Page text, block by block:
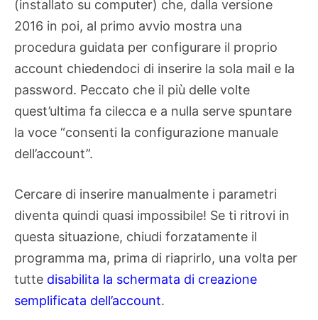
(installato su computer) che, dalla versione
2016 in poi, al primo avvio mostra una
procedura guidata per configurare il proprio
account chiedendoci di inserire la sola mail e la
password. Peccato che il più delle volte
quest’ultima fa cilecca e a nulla serve spuntare
la voce “consenti la configurazione manuale
dell’account”.
Cercare di inserire manualmente i parametri
diventa quindi quasi impossibile! Se ti ritrovi in
questa situazione, chiudi forzatamente il
programma ma, prima di riaprirlo, una volta per
tutte disabilita la schermata di creazione
semplificata dell’account.